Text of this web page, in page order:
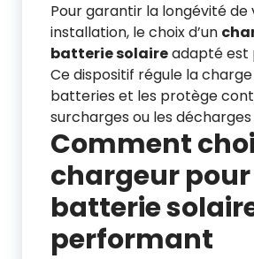
Pour garantir la longévité de
installation, le choix d’un
batterie solaireadapté est
Ce dispositif régule la
batteries et les protège
surcharges ou les
Comment
chargeur pour
batterie
performant